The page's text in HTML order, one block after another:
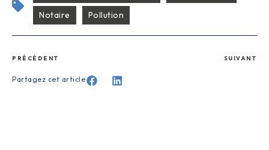
Notaire
Pollution
PRÉCÉDENT SUIVANT
Partagez cet article